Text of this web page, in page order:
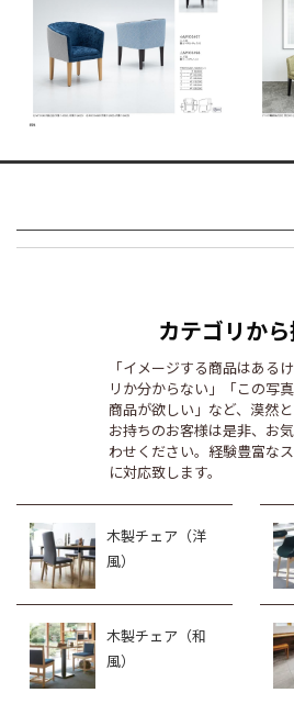
カテゴリか
「イメージする商品はある
リか分からない」「この写
商品が欲しい」など、漠然
お持ちのお客様は是非、お
わせください。経験豊富な
に対応致します。
木製チェア（洋
風）
木製チェア（和
風）